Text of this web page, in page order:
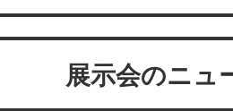
展示会のニュ